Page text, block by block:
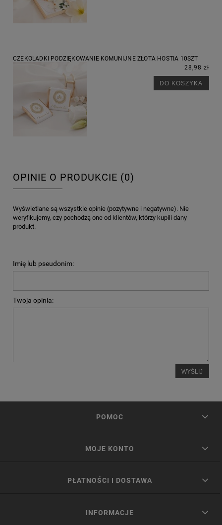
CZEKOLADKI PODZIĘKOWANIE KOMUNIJNE ZŁOTA HOSTIA 10SZT
28,98 zł
DO KOSZYKA
OPINIE O PRODUKCIE (0)
Wyświetlane są wszystkie opinie (pozytywne i negatywne). Nie
weryfikujemy, czy pochodzą one od klientów, którzy kupili dany
produkt.
Imię lub pseudonim:
Twoja opinia:
WYŚLIJ
POMOC
MOJE KONTO
PŁATNOŚCI I DOSTAWA
INFORMACJE